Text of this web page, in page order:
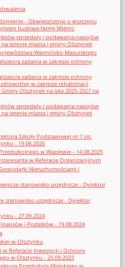
- Obwieszczenie o wszczęciu
budowa farmy Mielno
sprzedaży i podawania napojów
terenie miasta i gminy Olsztynek
Warmińsko-Mazurskiego
zadania w zakresie ochrony
zadania w zakresie ochrony
w zakresie rehabilitacji
Olsztynek na lata 2025-2027 na
sprzedaży i podawania napojów
terenie miasta i gminy Olsztynek
Szkoły Podstawowej nr 1 im.
- 19.06.2026
w Waplewie - 14.08.2025
w Referacie Organizacyjnym
Nieruchomościami i
stanowisko urzędnicze - Dyrektor
stanowisko urzędnicze - Dyrektor
- 27.09.2024
i Podatków - 19.08.2024
w Olsztynku
Referacie Inwestycji i Ochrony
w Olsztynku - 25.09.2023